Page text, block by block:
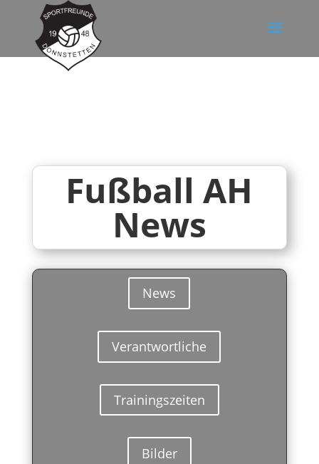
Fußball AH
News
News
Verantwortliche
Trainingszeiten
Bilder